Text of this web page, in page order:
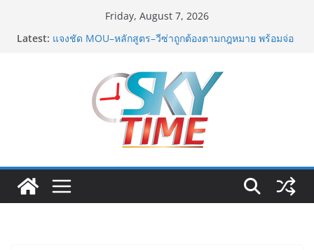
Friday, August 7, 2026
Latest: มทร.กรุงเทพ โต้ข่าวเท็จยันดำเนินงานตามธรรมาภิบาล
ฟุตซอลไทย พ่าย รัสเซีย 1-7 ส่งท้ายรายการ คอนติเนนทัล
ฟุตซอล แชมเปี้ยนชิพ 2026
ททท. เดินหน้ารุกตลาด Corporate Travel ดึงเอเย่นต์กว่า
52 บริษัท ทดสอบเส้นทางท่องเที่ยว Corporate ยกระดับ
ภาคตะวันออกสู่จุดหมายปลายทางคุณภาพ
ททท. ต้อนรับเที่ยวบินปฐมฤกษ์สายการบิน TransNusa
Airlines เส้นทางจาการ์ตา-กรุงเทพฯ เสริม Air
Connectivity ดึงนักท่องเที่ยวคุณภาพจากอินโดนีเซีย เริ่ม
เที่ยวแรกบินแรก 6 สิงหาคมนี้
ม.วลัยลักษณ์ จับมือ รพ.กรุงเทพสิริโรจน์ ยกระดับ